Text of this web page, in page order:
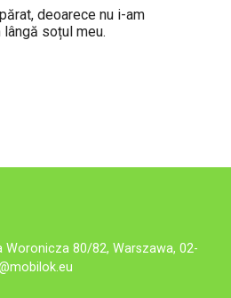
deoarece nu i-am
soțul meu.
Woronicza 80/82, Warszawa, 02-